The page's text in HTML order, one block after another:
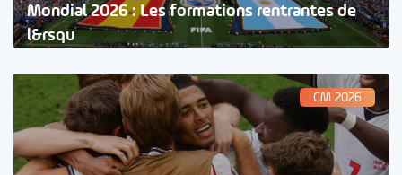
Mondial 2026 : Les formations rentrantes de
l&rsqu
CM 2026